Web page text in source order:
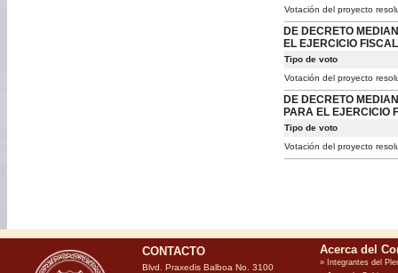
Votación del proyecto
DE DECRETO
EL EJERCICIO
Tipo de voto
Votación del proyecto
DE DECRETO
PARA EL EJERCICIO
Tipo de voto
Votación del proyecto
CONTACTO
Blvd. Praxedis Balboa No. 3100